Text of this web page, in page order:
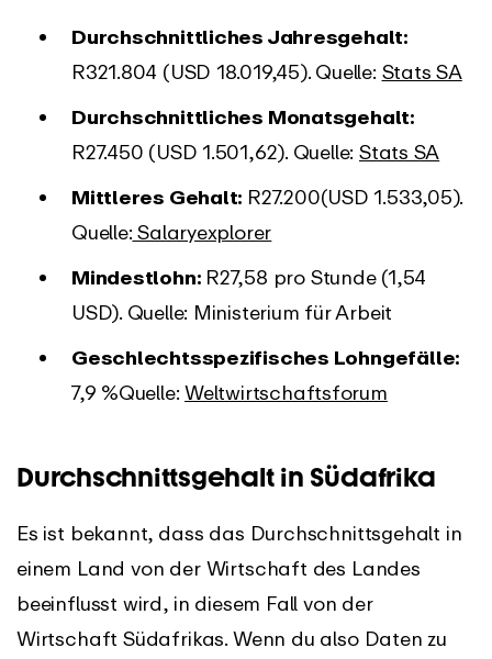
Durchschnittliches Jahresgehalt:
R321.804 (USD 18.019,45). Quelle: Stats SA
Durchschnittliches Monatsgehalt:
R27.450 (USD 1.501,62). Quelle: Stats SA
Mittleres Gehalt: R27.200(USD 1.533,05).
Quelle: Salaryexplorer
Mindestlohn: R27,58 pro Stunde (1,54
USD). Quelle: Ministerium für Arbeit
Geschlechtsspezifisches Lohngefälle:
7,9 %Quelle:Weltwirtschaftsforum
Durchschnittsgehalt in Südafrika
Es ist bekannt, dass das Durchschnittsgehalt in
einem Land von der Wirtschaft des Landes
beeinflusst wird, in diesem Fall von der
Wirtschaft Südafrikas. Wenn du also Daten zu